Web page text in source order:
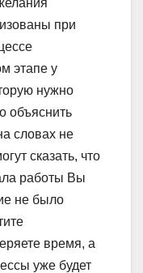
при
этапе у
нужно
объяснить
словах не
сказать, что
работы Вы
не было
время, а
уже будет